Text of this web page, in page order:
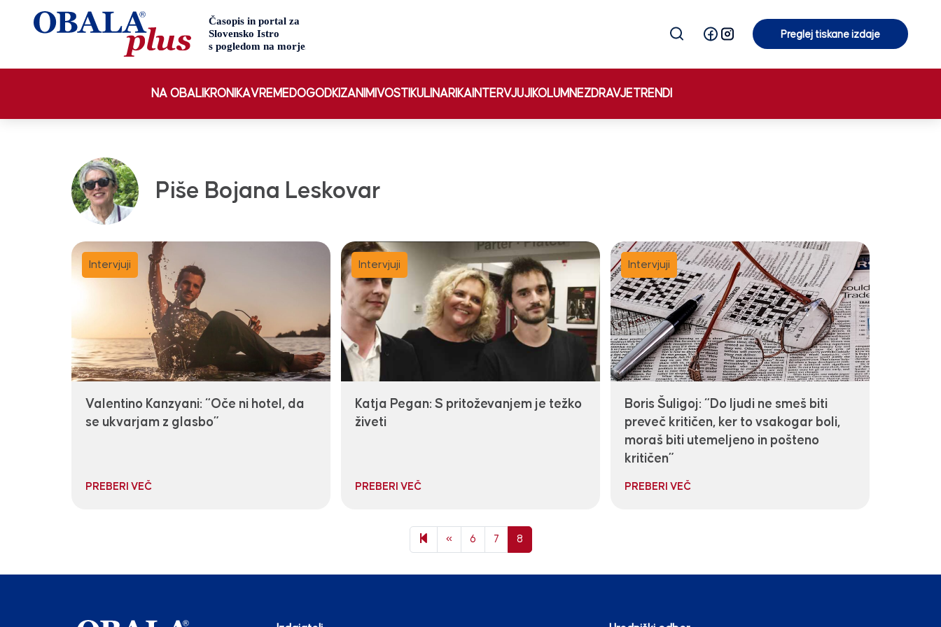
Preglej tiskane izdaje
NA OBALI KRONIKAVREMEDOGODKIZANIMIVOSTI KULINARIKA INTERVJUJI KOLUMNEZDRAVJETRENDI
Piše Bojana Leskovar
Intervjuji
Valentino Kanzyani: “Oče ni hotel, da
se ukvarjam z glasbo”
PREBERI VEČ
Intervjuji
Katja Pegan: S pritoževanjem je težko
živeti
PREBERI VEČ
Intervjuji
Boris Šuligoj: “Do ljudi ne smeš biti
preveč kritičen, ker to vsakogar boli,
moraš biti utemeljeno in pošteno
kritičen”
PREBERI VEČ
«Previous page
6 7 8